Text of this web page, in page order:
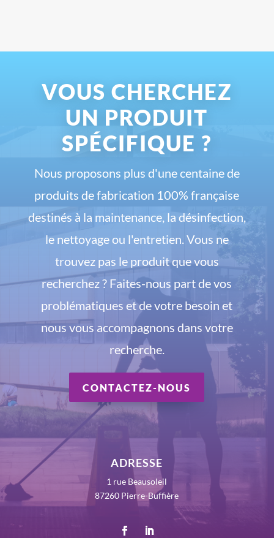
VOUS CHERCHEZ
UN PRODUIT
SPÉCIFIQUE ?
Nous proposons plus d'une centaine de
produits de fabrication 100% française
destinés à la maintenance, la désinfection,
le nettoyage ou l'entretien. Vous ne
trouvez pas le produit que vous
recherchez ? Faites-nous part de vos
problématiques et de votre besoin et
nous vous accompagnons dans votre
recherche.
CONTACTEZ-NOUS
ADRESSE
1 rue Beausoleil
87260 Pierre-Buffière